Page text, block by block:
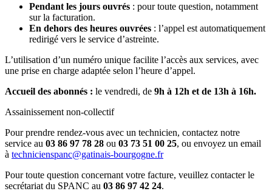
Pendant les jours ouvrés : pour toute question, notamment
sur la facturation.
En dehors des heures ouvrées : l’appel est automatiquement
redirigé vers le service d’astreinte.
L’utilisation d’un numéro unique facilite l’accès aux services, avec
une prise en charge adaptée selon l’heure d’appel.
Accueil des abonnés : le vendredi, de 9h à 12h et de 13h à 16h.
Assainissement non-collectif
Pour prendre rendez-vous avec un technicien, contactez notre
service au 03 86 97 78 28 ou 03 73 51 00 25, ou envoyez un email
à technicienspanc@gatinais-bourgogne.fr
Pour toute question concernant votre facture, veuillez contacter le
secrétariat du SPANC au 03 86 97 42 24.